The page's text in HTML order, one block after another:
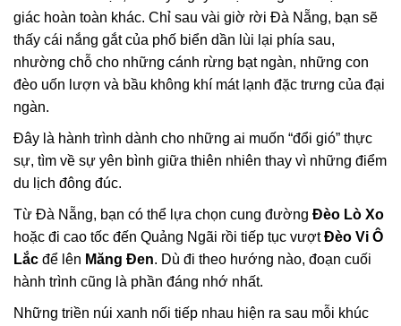
giác hoàn toàn khác. Chỉ sau vài giờ rời Đà Nẵng, bạn sẽ
thấy cái nắng gắt của phố biển dần lùi lại phía sau,
nhường chỗ cho những cánh rừng bạt ngàn, những con
đèo uốn lượn và bầu không khí mát lạnh đặc trưng của đại
ngàn.
Đây là hành trình dành cho những ai muốn “đổi gió” thực
sự, tìm về sự yên bình giữa thiên nhiên thay vì những điểm
du lịch đông đúc.
Từ Đà Nẵng, bạn có thể lựa chọn cung đường Đèo Lò Xo
hoặc đi cao tốc đến Quảng Ngãi rồi tiếp tục vượtĐèo Vi Ô
Lắc để lên Măng Đen. Dù đi theo hướng nào, đoạn cuối
hành trình cũng là phần đáng nhớ nhất.
Những triền núi xanh nối tiếp nhau hiện ra sau mỗi khúc